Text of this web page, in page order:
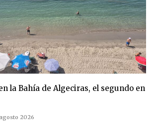
la Bahía de Algeciras, el segundo en
2026